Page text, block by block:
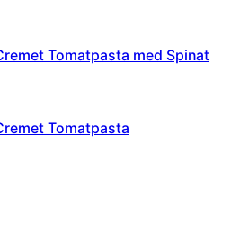
Tomatpasta med Spinat
Tomatpasta